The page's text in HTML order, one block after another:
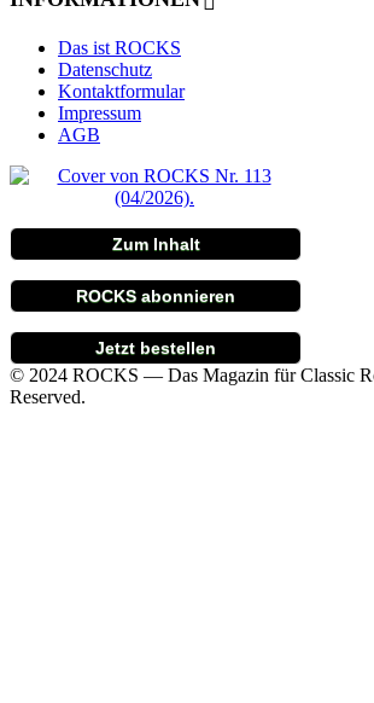
Das ist ROCKS
Datenschutz
Kontaktformular
Impressum
AGB
Zum Inhalt
ROCKS abonnieren
Jetzt bestellen
© 2024 ROCKS — Das Magazin für Classic
Reserved.